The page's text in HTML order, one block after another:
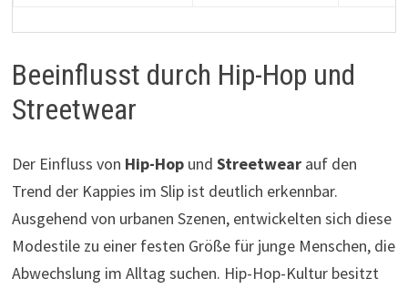
Beeinflusst durch Hip-Hop und
Streetwear
Der Einfluss von Hip-Hopund Streetwearauf den
Trend der Kappies im Slip ist deutlich erkennbar.
Ausgehend von urbanen Szenen, entwickelten sich diese
Modestile zu einer festen Größe für junge Menschen, die
Abwechslung im Alltag suchen. Hip-Hop-Kultur besitzt